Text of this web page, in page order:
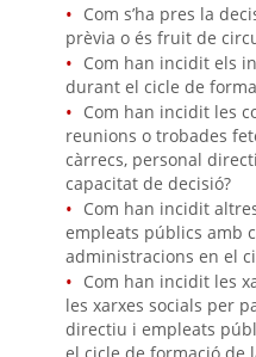
Com s’ha pres la
prèvia o és fruit de
Com han incidit els
durant el cicle de
Com han incidit les
reunions o trobades
càrrecs, personal
capacitat de decisió?
Com han incidit
empleats públics amb
administracions en el
Com han incidit les
les xarxes socials per
directiu i empleats